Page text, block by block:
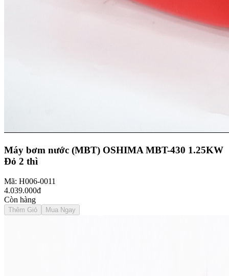
Máy bơm nước (MBT) OSHIMA MBT-430 1.25KW
Đỏ 2 thì
Mã: H006-0011
4.039.000đ
Còn hàng
Thêm Giỏ Mua Ngay